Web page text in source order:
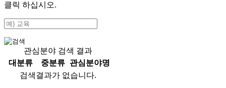
클릭 하십시오.
관심분야 검색 결과
대분류
중분류
관심분야명
검색결과가 없습니다.